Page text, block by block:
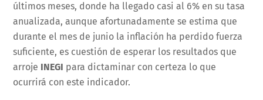
últimos meses, donde ha llegado casi al 6% en su tasa
anualizada, aunque afortunadamente se estima que
durante el mes de junio la inflación ha perdido fuerza
suficiente, es cuestión de esperar los resultados que
arroje INEGI para dictaminar con certeza lo que
ocurrirá con este indicador.